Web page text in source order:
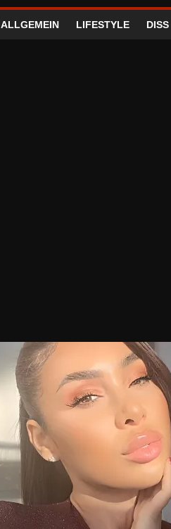
ALLGEMEIN LIFESTYLE DISS